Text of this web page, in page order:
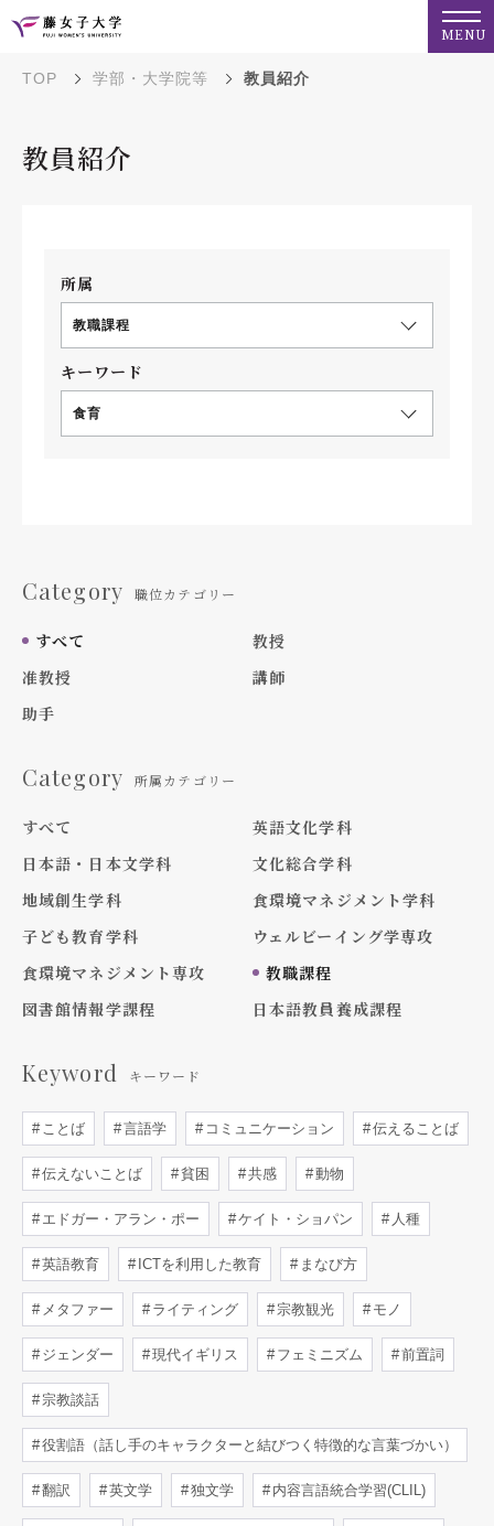
MENU
TOP 学部・大学院等 教員紹介
教員紹介
所属
教職課程
キーワード
食育
Category 職位カテゴリー
すべて
教授
准教授
講師
助手
Category 所属カテゴリー
すべて
英語文化学科
日本語・日本文学科
文化総合学科
地域創生学科
食環境マネジメント学科
子ども教育学科
ウェルビーイング学専攻
食環境マネジメント専攻
教職課程
図書館情報学課程
日本語教員養成課程
Keyword キーワード
ことば 言語学 コミュニケーション 伝えることば
伝えないことば 貧困 共感 動物
エドガー・アラン・ポー ケイト・ショパン 人種
英語教育 ICTを利用した教育 まなび方
メタファー ライティング 宗教観光 モノ
ジェンダー 現代イギリス フェミニズム 前置詞
宗教談話
役割語（話し手のキャラクターと結びつく特徴的な言葉づかい）
翻訳 英文学 独文学 内容言語統合学習(CLIL)